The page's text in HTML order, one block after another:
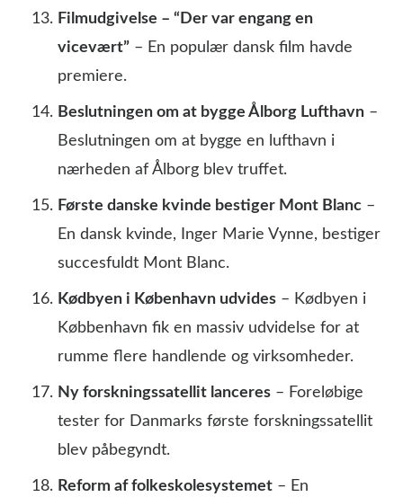
Filmudgivelse – “Der var engang en
vicevært” – En populær dansk film havde
premiere.
Beslutningen om at bygge Ålborg Lufthavn –
Beslutningen om at bygge en lufthavn i
nærheden af Ålborg blev truffet.
Første danske kvinde bestiger Mont Blanc –
En dansk kvinde, Inger Marie Vynne, bestiger
succesfuldt Mont Blanc.
Kødbyen i København udvides – Kødbyen i
Købbenhavn fik en massiv udvidelse for at
rumme flere handlende og virksomheder.
Ny forskningssatellit lanceres – Foreløbige
tester for Danmarks første forskningssatellit
blev påbegyndt.
Reform af folkeskolesystemet – En